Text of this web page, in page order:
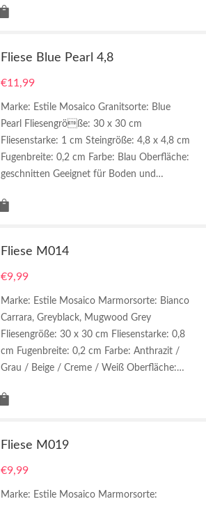
Fliese Blue Pearl 4,8
€11,99
Marke: Estile Mosaico Granitsorte: Blue
Pearl Fliesengröße: 30 x 30 cm
Fliesenstarke: 1 cm Steingröße: 4,8 x 4,8 cm
Fugenbreite: 0,2 cm Farbe: Blau Oberfläche:
geschnitten Geeignet für Boden und…
Fliese M014
€9,99
Marke: Estile Mosaico Marmorsorte: Bianco
Carrara, Greyblack, Mugwood Grey
Fliesengröße: 30 x 30 cm Fliesenstarke: 0,8
cm Fugenbreite: 0,2 cm Farbe: Anthrazit /
Grau / Beige / Creme / Weiß Oberfläche:…
Fliese M019
€9,99
Marke: Estile Mosaico Marmorsorte: